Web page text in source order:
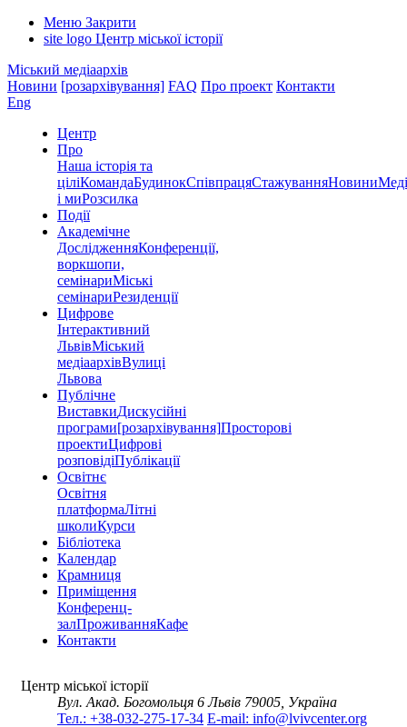
Меню Закрити
site logo Центр міської історії
Міський медіаархів
Новини [розархівування] FAQ Про проект Контакти
Eng
Центр
Про
Наша історія та
ціліКомандаБудинокСпівпрацяСтажуванняНовини
і миРозсилка
Події
Академічне
ДослідженняКонференції,
воркшопи,
семінариМіські
семінариРезиденції
Цифрове
Інтерактивний
ЛьвівМіський
медіаархівВулиці
Львова
Публічне
ВиставкиДискусійні
програми[розархівування]Просторові
проектиЦифрові
розповідіПублікації
Освітнє
Освітня
платформаЛітні
школиКурси
Бібліотека
Календар
Крамниця
Приміщення
Конференц-
залПроживанняКафе
Контакти
Центр міської історії
Вул. Акад. Богомольця 6 Львів 79005, Україна
Тел.: +38-032-275-17-34 E-mail: info@lvivcenter.org